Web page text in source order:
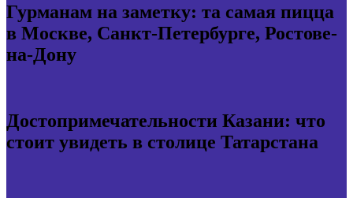
Гурманам на заметку: та самая пицца
в Москве, Санкт-Петербурге, Ростове-
на-Дону
Достопримечательности Казани: что
стоит увидеть в столице Татарстана